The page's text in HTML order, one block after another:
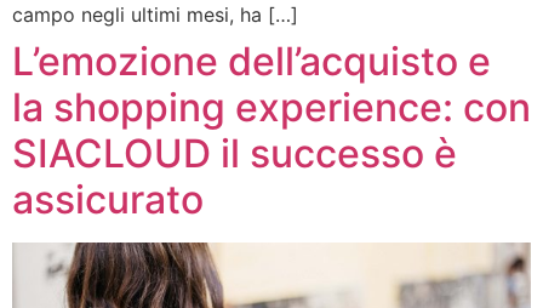
campo negli ultimi mesi, ha […]
L’emozione dell’acquisto e
la shopping experience: con
SIACLOUD il successo è
assicurato